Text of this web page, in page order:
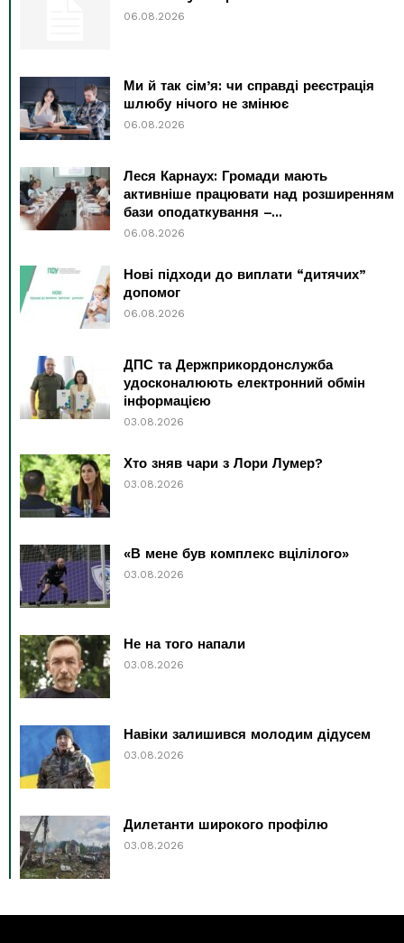
06.08.2026
Ми й так сім’я: чи справді реєстрація
шлюбу нічого не змінює
06.08.2026
Леся Карнаух: Громади мають
активніше працювати над розширенням
бази оподаткування –...
06.08.2026
Нові підходи до виплати “дитячих”
допомог
06.08.2026
ДПС та Держприкордонслужба
удосконалюють електронний обмін
інформацією
03.08.2026
Хто зняв чари з Лори Лумер?
03.08.2026
«В мене був комплекс вцілілого»
03.08.2026
Не на того напали
03.08.2026
Навіки залишився молодим дідусем
03.08.2026
Дилетанти широкого профілю
03.08.2026